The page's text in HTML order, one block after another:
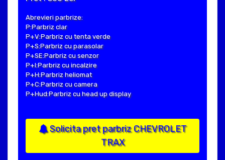
Abrevieri parbrize:
P:Parbriz clar
P+V:Parbriz cu tenta verde
P+S:Parbriz cu parasolar
P+SE:Parbriz cu senzor
P+I:Parbriz cu incalzire
P+H:Parbriz heliomat
P+C:Parbriz cu camera
P+Hud:Parbriz cu head up display
Solicita pret parbriz CHEVROLET
TRAX